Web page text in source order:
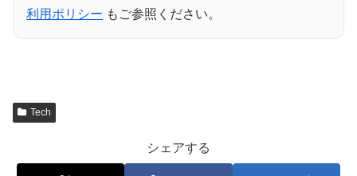
利用ポリシー もご参照ください。
Tech
シェアする